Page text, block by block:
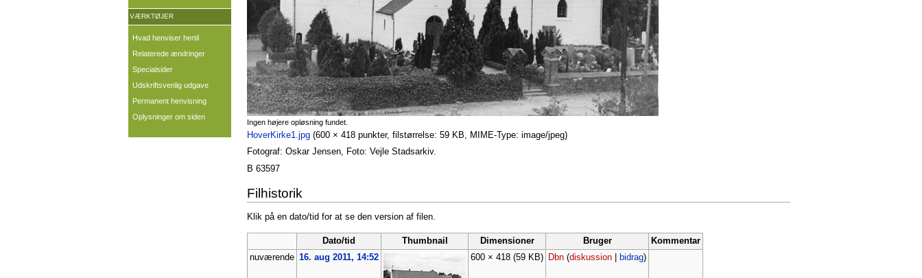
Ingen højere opløsning fundet.
HoverKirke1.jpg (600 × 418 punkter, filstørrelse: 59 KB, MIME-Type: image/jpeg)
Fotograf: Oskar Jensen, Foto: Vejle Stadsarkiv.
B 63597
Filhistorik
Klik på en dato/tid for at se den version af filen.
Dato/tid Thumbnail Dimensioner Bruger
Kommentar
nuværende 16. aug 2011, 14:52 600 × 418 (59 KB) Dbn (diskussion| bidrag)
VÆRKTØJER
Hvad henviser hertil
Relaterede ændringer
Specialsider
Udskriftsvenlig udgave
Permanent henvisning
Oplysninger om siden